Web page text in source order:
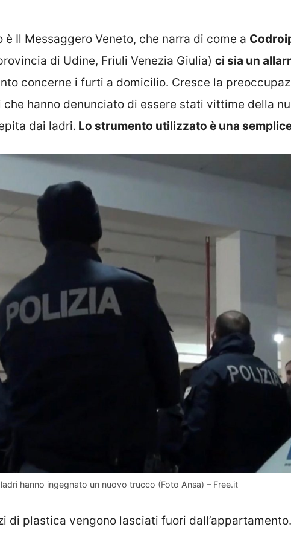
Il Messaggero Veneto, che narra di come a
di Udine, Friuli Venezia Giulia) ci sia un
concerne i furti a domicilio. Cresce la
che hanno denunciato di essere stati vittime della
dai ladri. Lo strumento utilizzato è una
hanno ingegnato un nuovo trucco (Foto Ansa) – Free.it
di plastica vengono lasciati fuori